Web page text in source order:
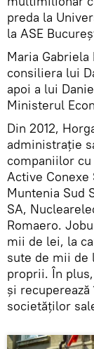
preda la
la ASE
Maria
consiliera lui
apoi a lui
Ministerul
Din 2012,
administraţie
companiilor cu
Active Conexe
Muntenia Sud
SA,
Romaero.
mii de lei, la
sute de mii de
proprii. În
şi
societăţilor